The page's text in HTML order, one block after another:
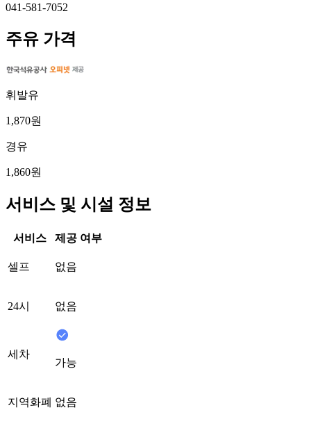
041-581-7052
주유 가격
휘발유
1,870원
경유
1,860원
서비스 및 시설 정보
서비스 제공 여부
셀프 없음
24시 없음
세차
가능
지역화폐 없음